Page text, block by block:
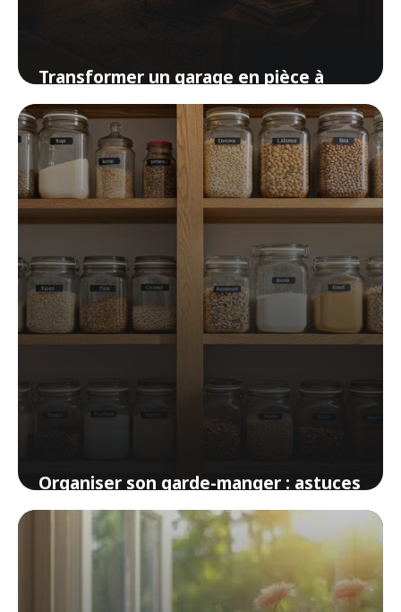
Transformer un garage en pièce à
vivre : le guide complet pour gagner
de l’espace
28 mars 2026
Organiser son garde-manger : astuces
pour un espace pratique et inspirant
27 mars 2026